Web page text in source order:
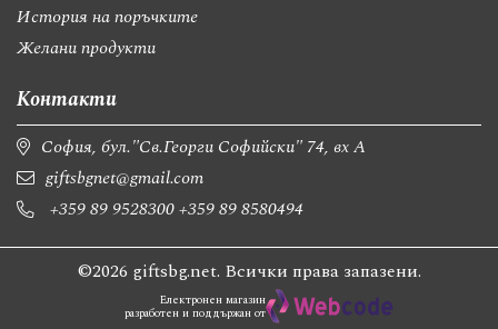
История на поръчките
Желани продукти
Контакти
София, бул."Св.Георги Софийски" 74, вх А
giftsbgnet@gmail.com
+359 89 9528300+359 89 8580494
©2026 giftsbg.net. Всички права запазени.
Електронен магазин
разработен и поддържан от